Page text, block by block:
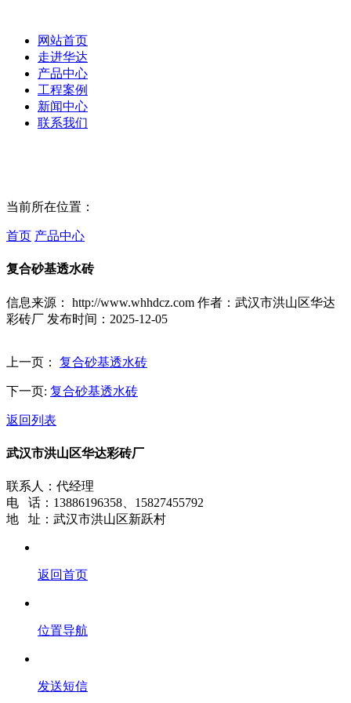
网站首页
走进华达
产品中心
工程案例
新闻中心
联系我们
当前所在位置：
首页 产品中心
复合砂基透水砖
信息来源： http://www.whhdcz.com 作者：武汉市洪山区华达
彩砖厂 发布时间：2025-12-05
上一页： 复合砂基透水砖
下一页: 复合砂基透水砖
返回列表
武汉市洪山区华达彩砖厂
联系人：代经理
电 话：13886196358、15827455792
地 址：武汉市洪山区新跃村
返回首页
位置导航
发送短信